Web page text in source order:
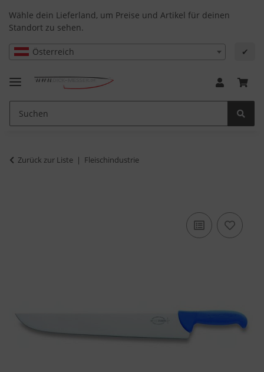
Wähle dein Lieferland, um Preise und Artikel für deinen
Standort zu sehen.
Österreich ✔
Zurück zur Liste Fleischindustrie